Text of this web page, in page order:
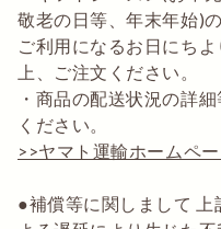
敬老の日等、年末年始)
ご利用になるお日にち
上、ご注文ください。
・商品の配送状況の詳
ください。
>>ヤマト運輸ホームペ
●補償等に関しまして